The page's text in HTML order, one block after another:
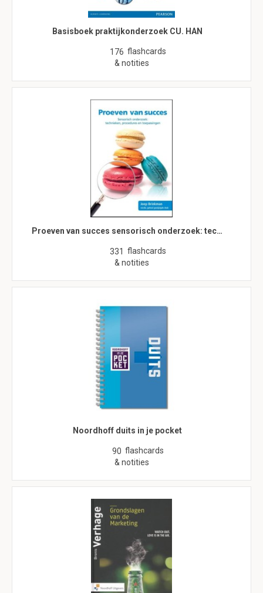
Basisboek praktijkonderzoek CU. HAN
176 flashcards
& notities
Proeven van succes sensorisch onderzoek: tec…
331 flashcards
& notities
Noordhoff duits in je pocket
90 flashcards
& notities